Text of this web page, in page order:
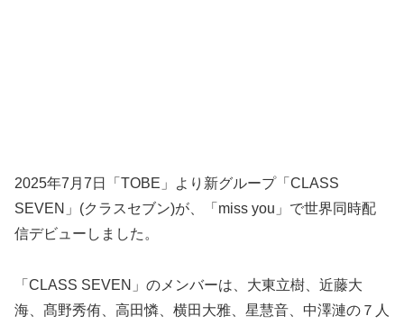
2025年7月7日「TOBE」より新グループ「CLASS
SEVEN」(クラスセブン)が、「miss you」で世界同時配
信デビューしました。
「CLASS SEVEN」のメンバーは、大東立樹、近藤大
海、髙野秀侑、高田憐、横田大雅、星慧音、中澤漣の７人